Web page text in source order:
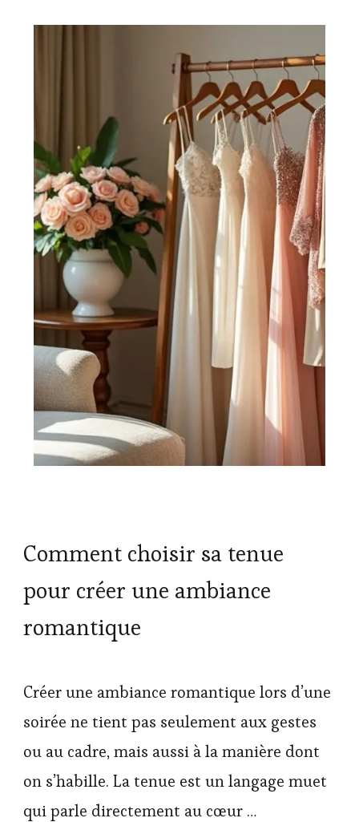
Comment choisir sa tenue
pour créer une ambiance
romantique
Créer une ambiance romantique lors d’une
soirée ne tient pas seulement aux gestes
ou au cadre, mais aussi à la manière dont
on s’habille. La tenue est un langage muet
qui parle directement au cœur …